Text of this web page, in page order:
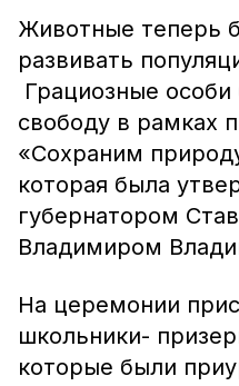
Животные теперь
развивать
Грациозные
свободу в рамках
«Сохраним
которая была
губернатором
Владимиром
На церемонии
школьники-
которые были